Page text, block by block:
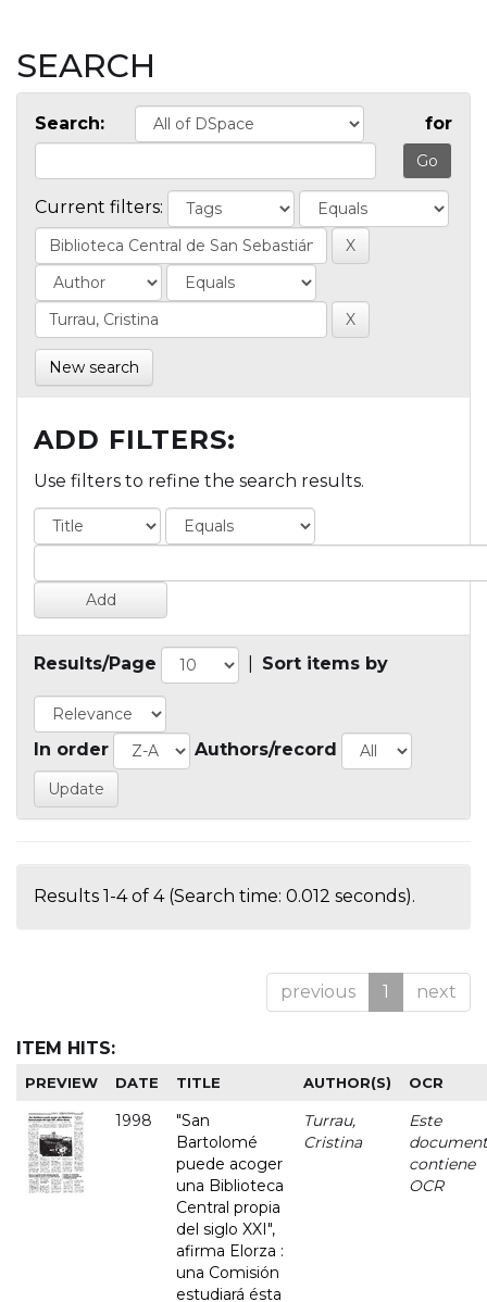
SEARCH
Search: for
Current filters:
New search
ADD FILTERS:
Use filters to refine the search results.
Results/Page Sort items by
In order Authors/record
Results 1-4 of 4 (Search time: 0.012 seconds).
previous 1 next
ITEM HITS:
PREVIEW DATE TITLE AUTHOR(S) OCR
1998
"San
Bartolomé
puede acoger
una Biblioteca
Central propia
del siglo XXI",
afirma Elorza :
una Comisión
estudiará ésta
Turrau,
Cristina
Este
contiene
OCR